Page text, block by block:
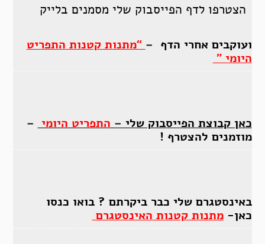
הצטרפו לדף הפייסבוק שלי מסמנים בלייק
ועוקבים אחרי הדף – “מתנות קטנות התפריט
היומי ”
כאן קבוצת הפייסבוק שלי – התפריט היומי –
מוזמנים להצטרף !
באינסטגרם שלי כבר ביקרתם ? בואו כנסו
כאן-מתנות קטנות האינסטגרם